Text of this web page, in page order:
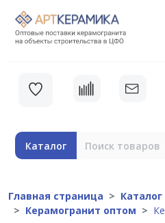
Каталог
Главная страница Каталог
Керамогранит оптом